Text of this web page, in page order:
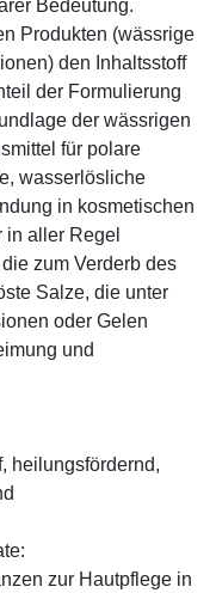
Bedeutung.
Produkten (wässrige
den Inhaltsstoff
der Formulierung
der wässrigen
für polare
wasserlösliche
in kosmetischen
in aller Regel
zum Verderb des
Salze, die unter
oder Gelen
und
­heilungsfördernd,
zur Hautpflege in